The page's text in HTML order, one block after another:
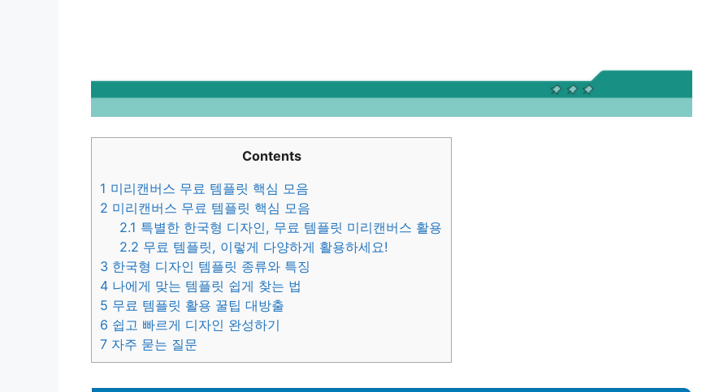
Contents
1 미리캔버스 무료 템플릿 핵심 모음
2 미리캔버스 무료 템플릿 핵심 모음
2.1 특별한 한국형 디자인, 무료 템플릿 미리캔버스 활용
2.2 무료 템플릿, 이렇게 다양하게 활용하세요!
3 한국형 디자인 템플릿 종류와 특징
4 나에게 맞는 템플릿 쉽게 찾는 법
5 무료 템플릿 활용 꿀팁 대방출
6 쉽고 빠르게 디자인 완성하기
7 자주 묻는 질문